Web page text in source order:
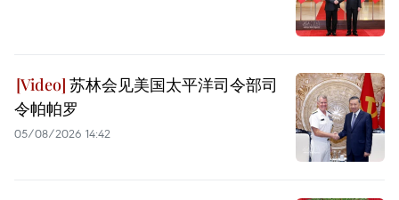
苏林会见美国太平洋司令部司
令帕帕罗
05/08/2026 14:42